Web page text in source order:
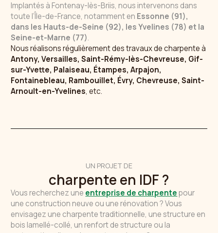
Implantés à Fontenay-lès-Briis, nous intervenons dans
toute l’Île-de-France, notamment en Essonne (91),
dans les Hauts-de-Seine (92), les Yvelines (78) et la
Seine-et-Marne (77).
Nous réalisons régulièrement des travaux de charpente à
Antony, Versailles, Saint-Rémy-lès-Chevreuse, Gif-
sur-Yvette, Palaiseau, Étampes, Arpajon,
Fontainebleau, Rambouillet, Évry, Chevreuse, Saint-
Arnoult-en-Yvelines, etc.
UN PROJET DE
charpente en IDF ?
Vous recherchez une entreprise de charpentepour
une construction neuve ou une rénovation ? Vous
envisagez une charpente traditionnelle, une structure en
bois lamellé-collé, un renfort de structure ou la